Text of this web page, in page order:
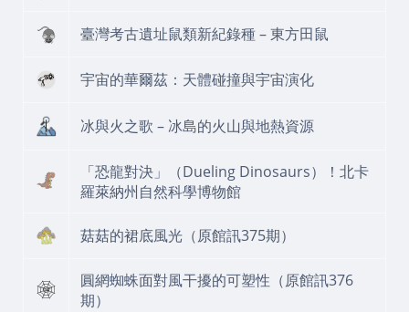
臺灣考古遺址鼠類新紀錄種 – 東方田鼠
宇宙的華爾茲：天體碰撞與宇宙演化
冰與火之歌 – 冰島的火山與地熱資源
「恐龍對決」（Dueling Dinosaurs）！北卡
羅萊納州自然科學博物館
菇菇的裙底風光（原館訊375期）
圓網蜘蛛面對風干擾的可塑性（原館訊376
期）